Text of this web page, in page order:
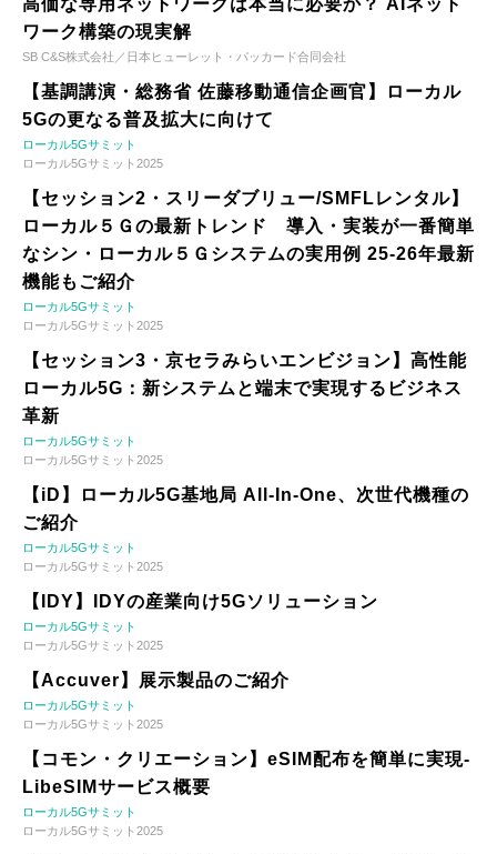
ワーク構築の現実解
SB C&S株式会社／日本ヒューレット・パッカード合同会社
【基調講演・総務省 佐藤移動通信企画官】ローカル
5Gの更なる普及拡大に向けて
ローカル5Gサミット
ローカル5Gサミット2025
【セッション2・スリーダブリュー/SMFLレンタル】
ローカル５Ｇの最新トレンド 導入・実装が一番簡単
なシン・ローカル５Ｇシステムの実用例 25-26年最新
機能もご紹介
ローカル5Gサミット
ローカル5Gサミット2025
【セッション3・京セラみらいエンビジョン】高性能
ローカル5G：新システムと端末で実現するビジネス
革新
ローカル5Gサミット
ローカル5Gサミット2025
【iD】ローカル5G基地局 All-In-One、次世代機種の
ご紹介
ローカル5Gサミット
ローカル5Gサミット2025
【IDY】IDYの産業向け5Gソリューション
ローカル5Gサミット
ローカル5Gサミット2025
【Accuver】展示製品のご紹介
ローカル5Gサミット
ローカル5Gサミット2025
【コモン・クリエーション】eSIM配布を簡単に実現-
LibeSIMサービス概要
ローカル5Gサミット
ローカル5Gサミット2025